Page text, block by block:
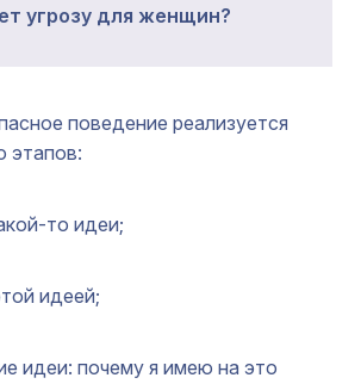
угрозу для женщин?
поведение реализуется
этапов:
то идеи;
идеей;
идеи: почему я имею на это